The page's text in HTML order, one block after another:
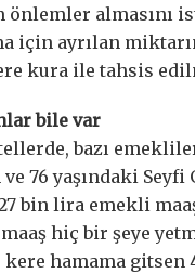
önlemler almasını
için ayrılan
kura ile tahsis
bile var
bazı
76 yaşındaki Seyfi
bin lira emekli
hiç bir şeye
hamama gitsen